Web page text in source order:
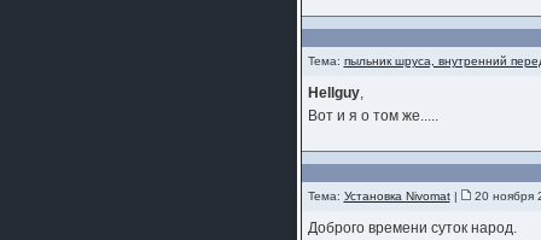
Тема: пыльник шруса, внутренний
Hellguy,
Вот и я о том же.....
Тема: Установка Nivomat| 20 ноября
Доброго времени суток народ.